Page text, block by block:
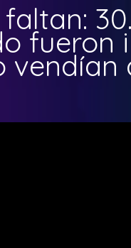
faltan:
fueron
vendían